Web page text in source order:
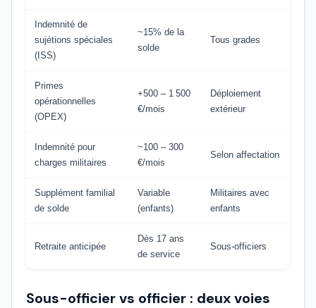
Indemnité de
sujétions spéciales
(ISS)
~15% de la
solde
Tous grades
Primes
opérationnelles
(OPEX)
+500 – 1 500
€/mois
Déploiement
extérieur
Indemnité pour
charges militaires
~100 – 300
€/mois
Selon affectation
Supplément familial
de solde
Variable
(enfants)
Militaires avec
enfants
Retraite anticipée
Dès 17 ans
de service
Sous-officiers
Sous-officier vs officier : deux voies